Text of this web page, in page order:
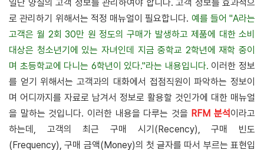
일단 양질의 고객 정보를 관리하여야 합니다. 고객 정보를 효과적으
로 관리하기 위해서는 적정 매뉴얼이 필요합니다. 예를 들어 "A라는
고객은 월 2회 30만 원 정도의 구매가 발생하고 제품에 대한 소비
대상은 청소년기에 있는 자녀인데 지금 중학교 2학년에 재학 중이
며 초등학교에 다니는 6학년이 있다."라는 내용입니다. 이러한 정보
를 얻기 위해서는 고객과의 대화에서 접점직원이 파악하는 정보이
며 어디까지를 자료로 남겨서 정보로 활용할 것인가에 대한 매뉴얼
을 말하는 것입니다. 이러한 내용을 다루는 것을 RFM 분석 이라고
하는데, 고객의 최근 구매 시기(Recency), 구매 빈도
(Frequency), 구매 금액(Money)의 첫 글자를 따서 부르는 표현입